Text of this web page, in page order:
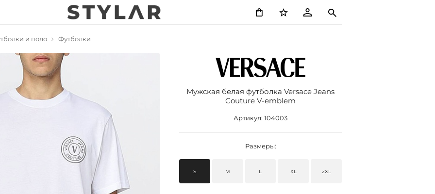
и поло Футболки
Мужская белая футболка Versace Jeans
Couture V-emblem
Артикул: 104003
Размеры:
S M L XL 2XL